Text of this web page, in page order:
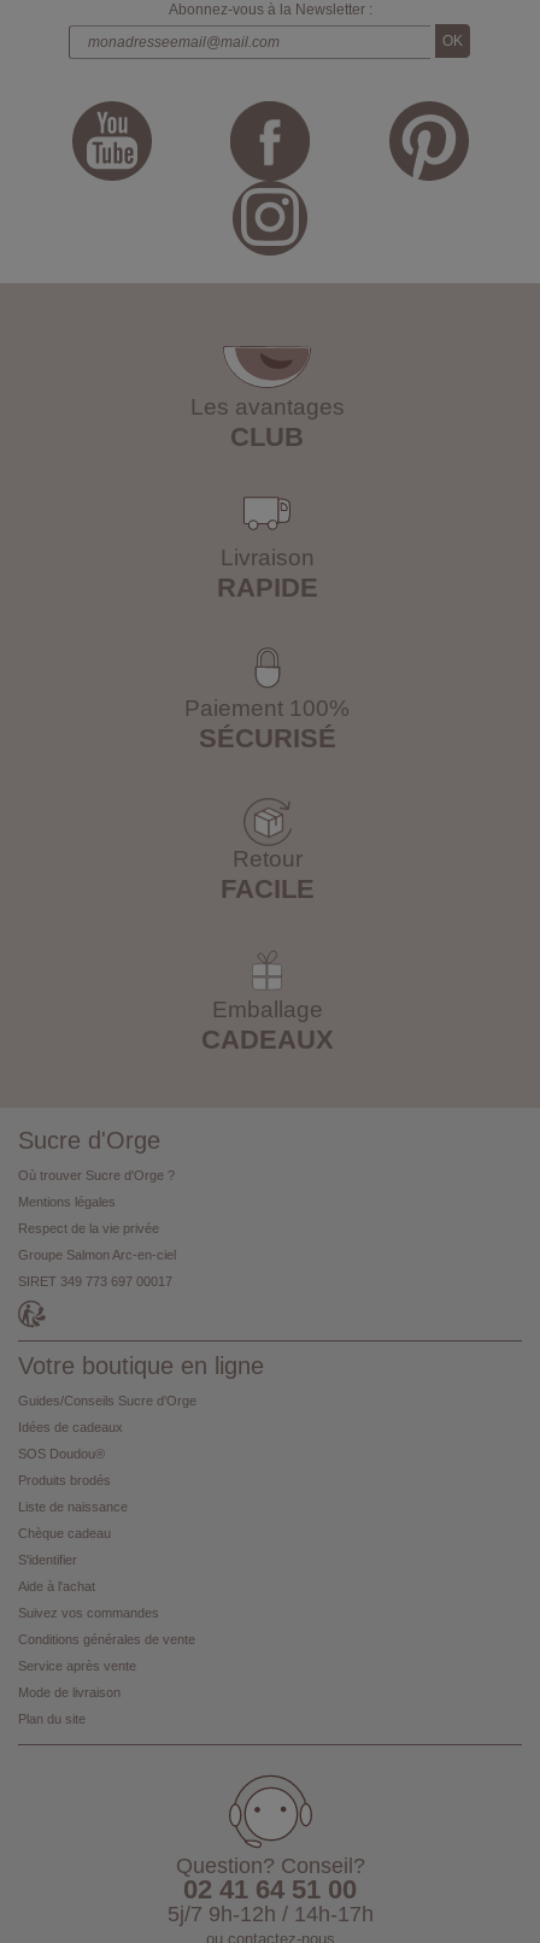
Abonnez-vous à la Newsletter :
Les avantages
CLUB
Livraison
RAPIDE
Paiement 100%
SÉCURISÉ
Retour
FACILE
Emballage
CADEAUX
Sucre d'Orge
Où trouver Sucre d'Orge ?
Mentions légales
Respect de la vie privée
Groupe Salmon Arc-en-ciel
SIRET 349 773 697 00017
Votre boutique en ligne
Guides/Conseils Sucre d'Orge
Idées de cadeaux
SOS Doudou®
Produits brodés
Liste de naissance
Chèque cadeau
S'identifier
Aide à l'achat
Suivez vos commandes
Conditions générales de vente
Service après vente
Mode de livraison
Plan du site
Question? Conseil?
02 41 64 51 00
5j/7 9h-12h / 14h-17h
ou contactez-nous